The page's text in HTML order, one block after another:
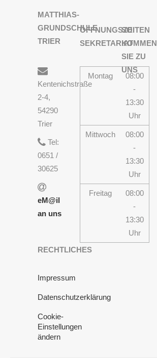
MATTHIAS-
GRUNDSCHULE
TRIER
Kentenichstraße
2-4,
54290
Trier
Tel:
0651 /
30625
eM@il
an uns
RECHTLICHES
Impressum
Datenschutzerklärung
Cookie-
Einstellungen
ändern
ÖFFNUNGSZEITEN
SEKRETARIAT
Montag
08:00
-
13:30
Uhr
Mittwoch
08:00
-
13:30
Uhr
Freitag
08:00
-
13:30
Uhr
SO
KOMMEN
SIE ZU
UNS